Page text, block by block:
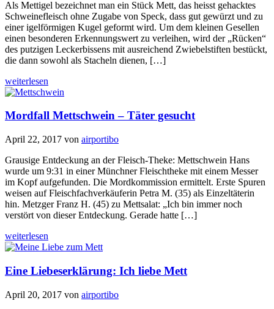
Als Mettigel bezeichnet man ein Stück Mett, das heisst gehacktes
Schweinefleisch ohne Zugabe von Speck, dass gut gewürzt und zu
einer igelförmigen Kugel geformt wird. Um dem kleinen Gesellen
einen besonderen Erkennungswert zu verleihen, wird der „Rücken“
des putzigen Leckerbissens mit ausreichend Zwiebelstiften bestückt,
die dann sowohl als Stacheln dienen, […]
weiterlesen
Mordfall Mettschwein – Täter gesucht
April 22, 2017 von airportibo
Grausige Entdeckung an der Fleisch-Theke: Mettschwein Hans
wurde um 9:31 in einer Münchner Fleischtheke mit einem Messer
im Kopf aufgefunden. Die Mordkommission ermittelt. Erste Spuren
weisen auf Fleischfachverkäuferin Petra M. (35) als Einzeltäterin
hin. Metzger Franz H. (45) zu Mettsalat: „Ich bin immer noch
verstört von dieser Entdeckung. Gerade hatte […]
weiterlesen
Eine Liebeserklärung: Ich liebe Mett
April 20, 2017 von airportibo